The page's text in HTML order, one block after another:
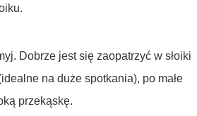
Dobrze jest się zaopatrzyć w słoiki
na duże spotkania), po małe
przekąskę.